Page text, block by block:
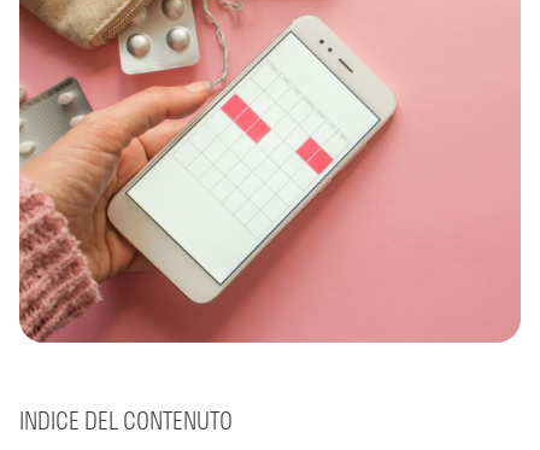
INDICE DEL CONTENUTO